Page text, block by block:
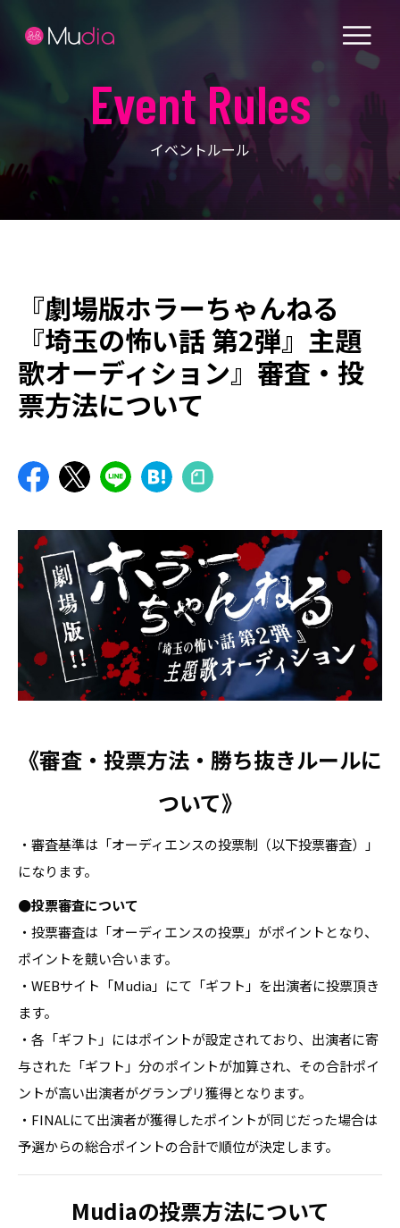
Event Rules
イベントルール
『劇場版ホラーちゃんねる
『埼玉の怖い話 第2弾』主題
歌オーディション』審査・投
票方法について
《審査・投票方法・勝ち抜きルールに
ついて》
・審査基準は「オーディエンスの投票制（以下投票審査）」
になります。
●投票審査について
・投票審査は「オーディエンスの投票」がポイントとなり、
ポイントを競い合います。
・WEBサイト「Mudia」にて「ギフト」を出演者に投票頂き
ます。
・各「ギフト」にはポイントが設定されており、出演者に寄
与された「ギフト」分のポイントが加算され、その合計ポイ
ントが高い出演者がグランプリ獲得となります。
・FINALにて出演者が獲得したポイントが同じだった場合は
予選からの総合ポイントの合計で順位が決定します。
Mudiaの投票方法について